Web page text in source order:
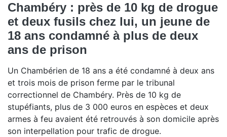
Chambéry : près de 10 kg de drogue
et deux fusils chez lui, un jeune de
18 ans condamné à plus de deux
ans de prison
Un Chambérien de 18 ans a été condamné à deux ans
et trois mois de prison ferme par le tribunal
correctionnel de Chambéry. Près de 10 kg de
stupéfiants, plus de 3 000 euros en espèces et deux
armes à feu avaient été retrouvés à son domicile après
son interpellation pour trafic de drogue.